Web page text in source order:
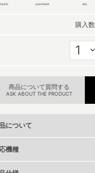
pureblack sky
購入数
商品について質問する
ASK ABOUT THE PRODUCT
について
機種